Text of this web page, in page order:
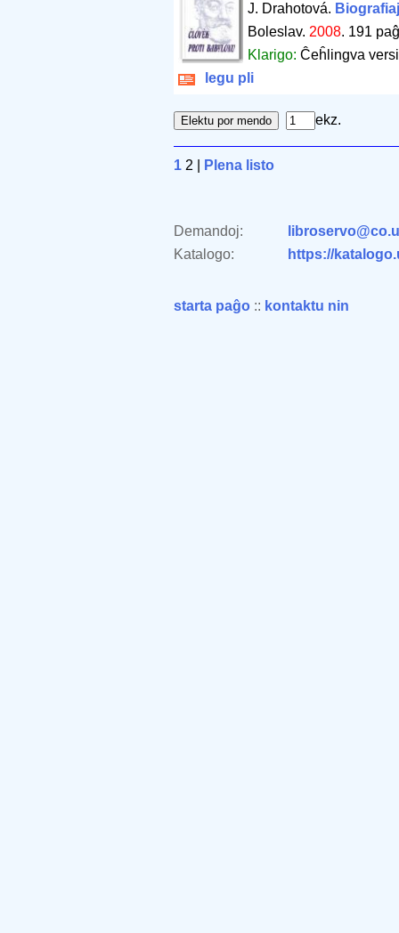
J. Drahotová. Biografiaj
Boleslav. 2008. 191
Klarigo: Ĉeĥlingva
legu pli
ekz.
1 2 | Plena listo
Demandoj:
Katalogo:
https://
starta paĝo :: kontaktu nin